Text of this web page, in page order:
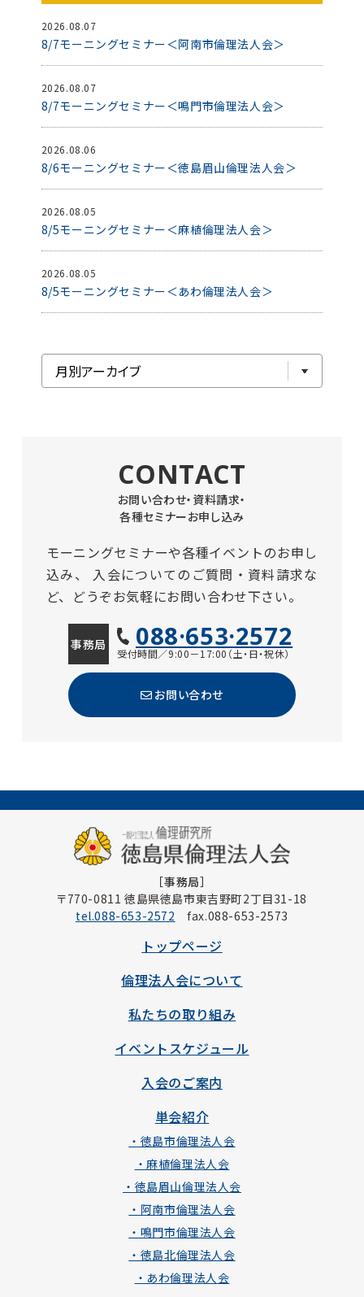
2026.08.07
8/7モーニングセミナー＜阿南市倫理法人会＞
2026.08.07
8/7モーニングセミナー＜鳴門市倫理法人会＞
2026.08.06
8/6モーニングセミナー＜徳島眉山倫理法人会＞
2026.08.05
8/5モーニングセミナー＜麻植倫理法人会＞
2026.08.05
8/5モーニングセミナー＜あわ倫理法人会＞
CONTACT
お問い合わせ・資料請求・
各種セミナーお申し込み
モーニングセミナーや各種イベントのお申し
込み、
入会についてのご質問・資料請求な
ど、どうぞお気軽にお問い合わせ下さい。
事務局 088·653·2572
受付時間／9:00－17:00（土・日・祝休）
お問い合わせ
［事務局］
〒770-0811 徳島県徳島市東吉野町2丁目31-18
tel.088-653-2572 fax.088-653-2573
トップページ
倫理法人会について
私たちの取り組み
イベントスケジュール
入会のご案内
単会紹介
・徳島市倫理法人会
・麻植倫理法人会
・徳島眉山倫理法人会
・阿南市倫理法人会
・鳴門市倫理法人会
・徳島北倫理法人会
・あわ倫理法人会